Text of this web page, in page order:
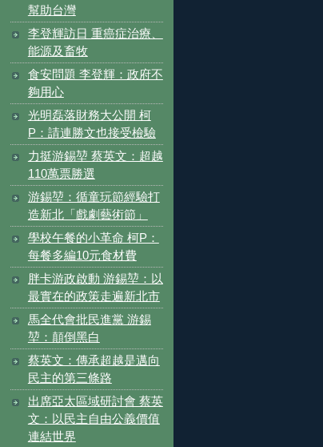
幫助台灣
李登輝訪日 重癌症治療、
能源及畜牧
食安問題 李登輝：政府不
夠用心
光明磊落財務大公開 柯
P：請連勝文也接受檢驗
力挺游錫堃 蔡英文：超越
110萬票勝選
游錫堃：循童玩節經驗打
造新北「戲劇藝術節」
學校午餐的小革命 柯P：
每餐多編10元食材費
胖卡游政啟動 游錫堃：以
最實在的政策走遍新北市
馬全代會批民進黨 游錫
堃：顛倒黑白
蔡英文：傳承超越是邁向
民主的第三條路
出席亞太區域研討會 蔡英
文：以民主自由公義價值
連結世界